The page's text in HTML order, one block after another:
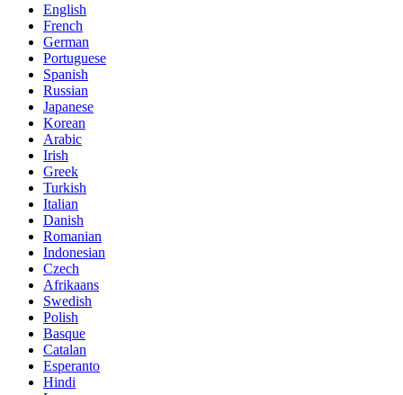
English
French
German
Portuguese
Spanish
Russian
Japanese
Korean
Arabic
Irish
Greek
Turkish
Italian
Danish
Romanian
Indonesian
Czech
Afrikaans
Swedish
Polish
Basque
Catalan
Esperanto
Hindi